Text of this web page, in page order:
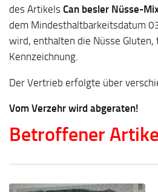
des Artikels Can besler Nüsse-
dem Mindesthaltbarkeitsdatum
wird, enthalten die Nüsse
Kennzeichnung.
Der Vertrieb erfolgte über
Vom Verzehr wird abgeraten!
Betroffener